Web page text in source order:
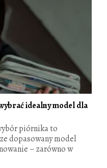
idealny model dla
piórnika to
dopasowany model
– zarówno w